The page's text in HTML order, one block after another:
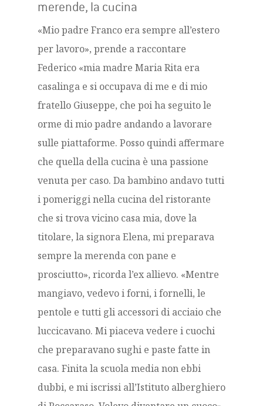
merende, la cucina
«Mio padre Franco era sempre all’estero
per lavoro», prende a raccontare
Federico «mia madre Maria Rita era
casalinga e si occupava di me e di mio
fratello Giuseppe, che poi ha seguito le
orme di mio padre andando a lavorare
sulle piattaforme. Posso quindi affermare
che quella della cucina è una passione
venuta per caso. Da bambino andavo tutti
i pomeriggi nella cucina del ristorante
che si trova vicino casa mia, dove la
titolare, la signora Elena, mi preparava
sempre la merenda con pane e
prosciutto», ricorda l’ex allievo. «Mentre
mangiavo, vedevo i forni, i fornelli, le
pentole e tutti gli accessori di acciaio che
luccicavano. Mi piaceva vedere i cuochi
che preparavano sughi e paste fatte in
casa. Finita la scuola media non ebbi
dubbi, e mi iscrissi all’Istituto alberghiero